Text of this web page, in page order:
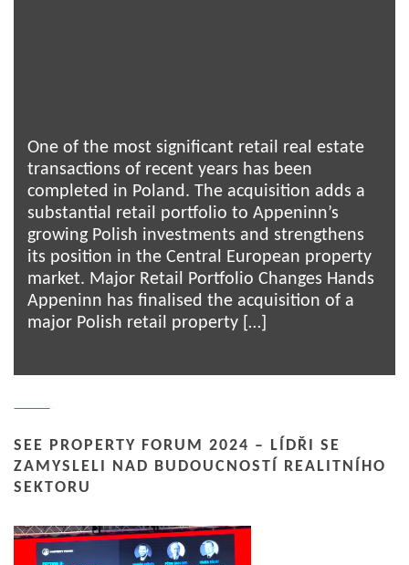
One of the most significant retail real estate
transactions of recent years has been
completed in Poland. The acquisition adds a
substantial retail portfolio to Appeninn’s
growing Polish investments and strengthens
its position in the Central European property
market. Major Retail Portfolio Changes Hands
Appeninn has finalised the acquisition of a
major Polish retail property […]
SEE PROPERTY FORUM 2024 – LÍDŘI SE
ZAMYSLELI NAD BUDOUCNOSTÍ REALITNÍHO
SEKTORU